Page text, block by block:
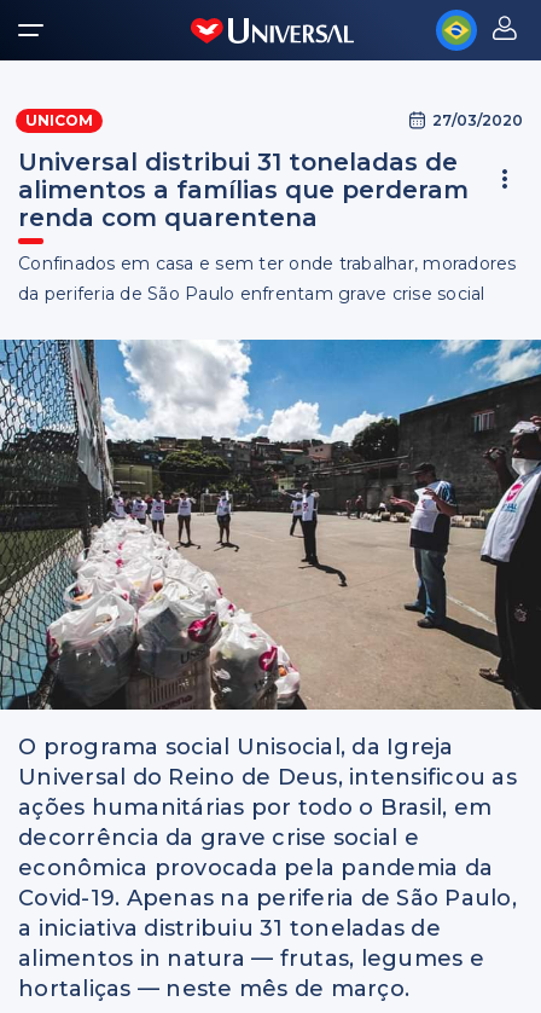
UNICOM 27/03/2020
Universal distribui 31 toneladas de
alimentos a famílias que perderam
renda com quarentena
Confinados em casa e sem ter onde trabalhar, moradores
da periferia de São Paulo enfrentam grave crise social
O programa social Unisocial, da Igreja
Universal do Reino de Deus, intensificou as
ações humanitárias por todo o Brasil, em
decorrência da grave crise social e
econômica provocada pela pandemia da
Covid-19. Apenas na periferia de São Paulo,
a iniciativa distribuiu 31 toneladas de
alimentos in natura — frutas, legumes e
hortaliças — neste mês de março.